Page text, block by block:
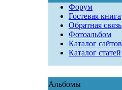
Форум
Гостевая книга
Обратная связь
Фотоальбом
Каталог сайтов
Каталог статей
Альбомы